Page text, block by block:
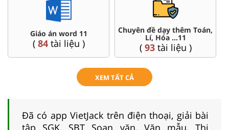
Giáo án word 11
( 84tài liệu )
Chuyên đề dạy thêm Toán,
Lí, Hóa ...11
( 93tài liệu )
XEM TẤT CẢ
Đã có app VietJack trên điện thoại, giải bài
tập SGK, SBT Soạn văn, Văn mẫu, Thi